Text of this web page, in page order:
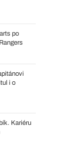
po
i o
Kariéru